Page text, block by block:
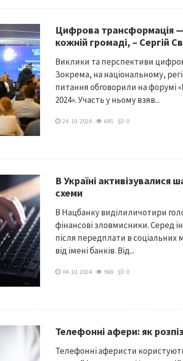
Цифрова трансформація
кожній громаді, – Сергій
Виклики та перспективи
Зокрема, на національному,
питання обговорили на форумі
2024». Участь у ньому взяв...
24. 10. 2024 645 0
В Україні активізувалися
схеми
В Нацбанку виділиличотири
фінансові зловмисники. Серед
після передплати в соціальних
від імені банків. Від...
04. 10. 2024 968 0
Телефонні афери: як
Телефонні аферисти